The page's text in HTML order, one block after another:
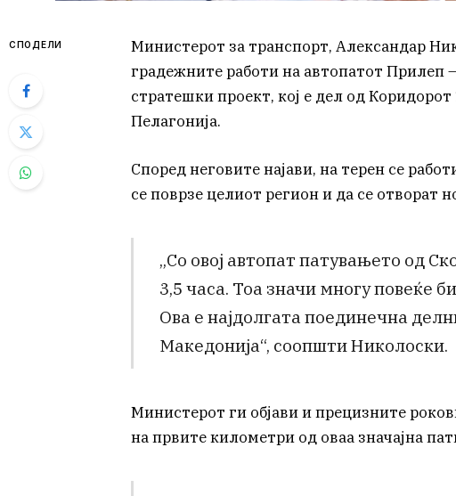
СПОДЕЛИ
Министерот за транспорт, Александар
градежните работи на автопатот Прилеп
стратешки проект, кој е дел од
Пелагонија.
Според неговите најави, на терен се
се поврзе целиот регион и да се отворат
„Со овој автопат патувањето од
3,5 часа. Тоа значи многу повеќе
Ова е најдолгата поединечна
Македонија“, соопшти Николоски.
Министерот ги објави и прецизните
на првите километри од оваа значајна